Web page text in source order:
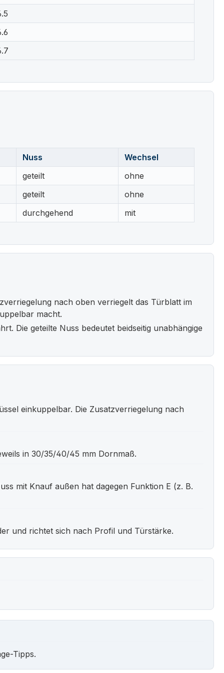
Nuss
Wechsel
geteilt
ohne
geteilt
ohne
durchgehend mit
nach oben verriegelt das Türblatt im
macht.
Die geteilte Nuss bedeutet beidseitig unabhängige
einkuppelbar. Die Zusatzverriegelung nach
in 30/35/40/45 mm Dornmaß.
mit Knauf außen hat dagegen Funktion E (z. B.
und richtet sich nach Profil und Türstärke.
Tipps.